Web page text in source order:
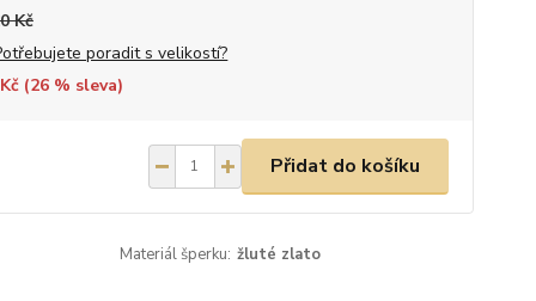
Kč
poradit s velikostí?
(26% sleva)
Přidat do košíku
Materiál šperku: žluté zlato